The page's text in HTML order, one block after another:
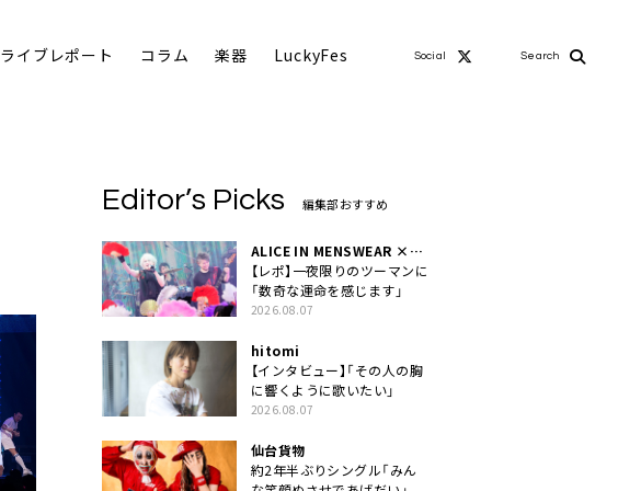
ライブレポート コラム 楽器 LuckyFes Social Search
Editor’s Picks 編集部おすすめ
ALICE IN MENSWEAR ×
MASCHERA
【レポ】一夜限りのツーマンに
「数奇な運命を感じます」
2026.08.07
hitomi
【インタビュー】「その人の胸
に響くように歌いたい」
2026.08.07
仙台貨物
約2年半ぶりシングル「みん